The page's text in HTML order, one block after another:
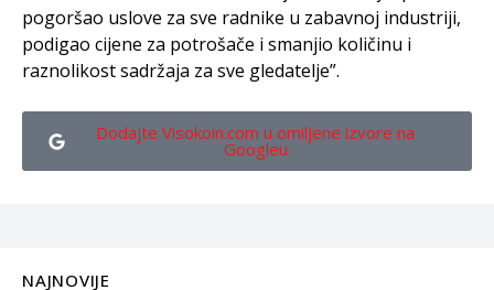
pogoršao uslove za sve radnike u zabavnoj industriji,
podigao cijene za potrošače i smanjio količinu i
raznolikost sadržaja za sve gledatelje”.
Dodajte Visokoin.com u omiljene izvore na
Googleu
NAJNOVIJE